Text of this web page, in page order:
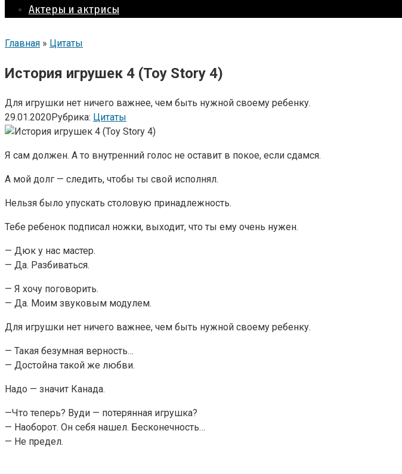
Актеры и актрисы
Главная » Цитаты
История игрушек 4 (Toy Story 4)
Для игрушки нет ничего важнее, чем быть нужной своему ребенку.
29.01.2020Рубрика: Цитаты
Я сам должен. А то внутренний голос не оставит в покое, если сдамся.
А мой долг — следить, чтобы ты свой исполнял.
Нельзя было упускать столовую принадлежность.
Тебе ребенок подписал ножки, выходит, что ты ему очень нужен.
— Дюк у нас мастер.
— Да. Разбиваться.
— Я хочу поговорить.
— Да. Моим звуковым модулем.
Для игрушки нет ничего важнее, чем быть нужной своему ребенку.
— Такая безумная верность…
— Достойна такой же любви.
Надо — значит Канада.
—Что теперь? Вуди — потерянная игрушка?
— Наоборот. Он себя нашел. Бесконечность…
— Не предел.